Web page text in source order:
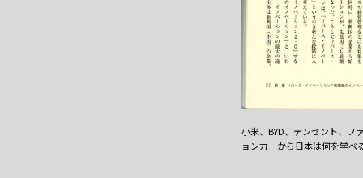
小米、BYD、テンセント、
ョン力」から日本は何を学べ